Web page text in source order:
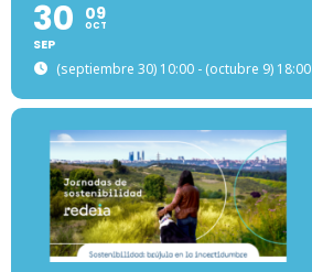
30
SEP
09
OCT
(septiembre 30) 10:00 - (octubre 9) 18:00